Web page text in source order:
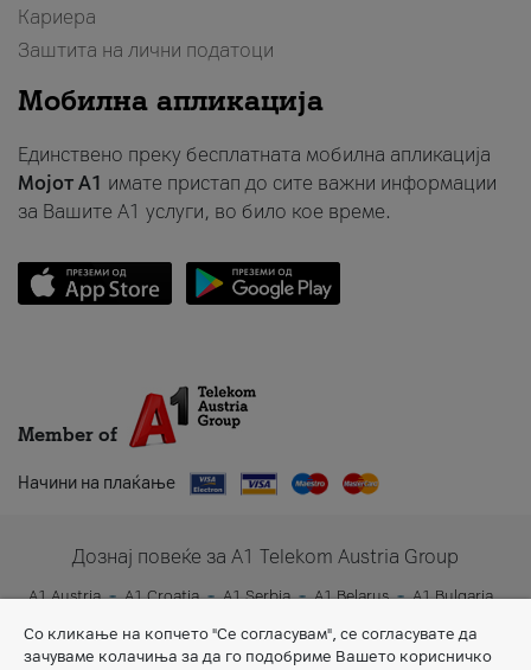
Кариера
Заштита на лични податоци
Мобилна апликација
Единствено преку бесплатната мобилна апликација
Мојот A1 имате пристап до сите важни информации
за Вашите A1 услуги, во било кое време.
Member of
Начини на плаќање
Дознај повеќе за A1 Telekom Austria Group
A1 Austria A1 Croatia A1 Serbia A1 Belarus
A1 Bulgaria
A1 Slovenia
A1 Digital
Со кликање на копчето "Се согласувам", се согласувате да
зачуваме колачиња за да го подобриме Вашето корисничко